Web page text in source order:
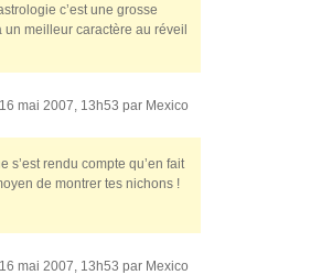
c’est une grosse
un meilleur caractère au réveil
mai 2007, 13h53 par Mexico
s’est rendu compte qu’en fait
de montrer tes nichons !
mai 2007, 13h53 par Mexico